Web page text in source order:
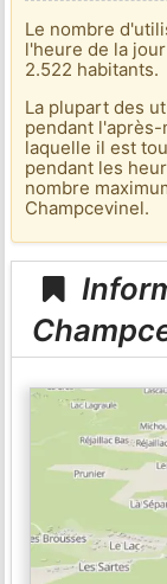
Le nombre
l'heure de la
2.522 habitants.
La plupart des
pendant
laquelle il est
pendant les
nombre
Champcevinel.